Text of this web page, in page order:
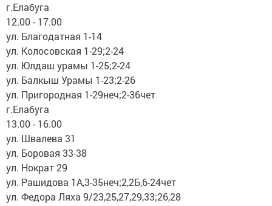
г.Елабуга
12.00 - 17.00
ул. Благодатная 1-14
ул. Колосовская 1-29;2-24
ул. Юлдаш урамы 1-25;2-24
ул. Балкыш Урамы 1-23;2-26
ул. Пригородная 1-29неч;2-36чет
г.Елабуга
13.00 - 16.00
ул. Швалева 31
ул. Боровая 33-38
ул. Нократ 29
ул. Рашидова 1А,3-35неч;2,2Б,6-24чет
ул. Федора Ляха 9/23,25,27,29,33;26,28